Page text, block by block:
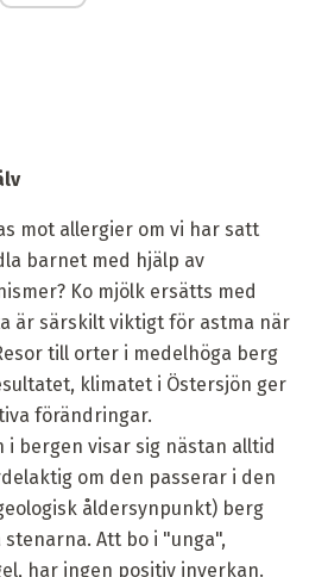
mot allergier om vi har satt
barnet med hjälp av
Ko mjölk ersätts med
är särskilt viktigt för astma när
till orter i medelhöga berg
klimatet i Östersjön ger
förändringar.
bergen visar sig nästan alltid
om den passerar i den
åldersynpunkt) berg
Att bo i "unga",
har ingen positiv inverkan.